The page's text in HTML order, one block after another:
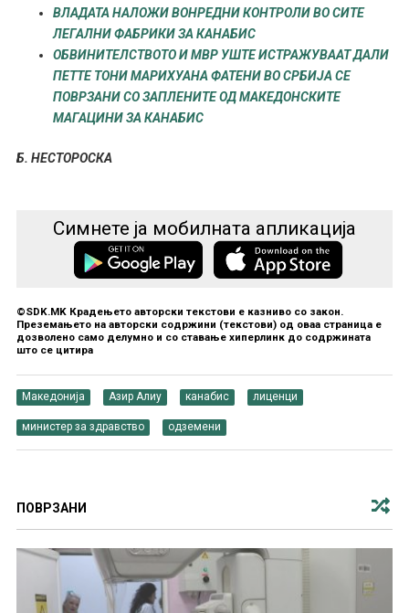
ВЛАДАТА НАЛОЖИ ВОНРЕДНИ КОНТРОЛИ ВО СИТЕ
ЛЕГАЛНИ ФАБРИКИ ЗА КАНАБИС
ОБВИНИТЕЛСТВОТО И МВР УШТЕ ИСТРАЖУВААТ ДАЛИ
ПЕТТЕ ТОНИ МАРИХУАНА ФАТЕНИ ВО СРБИЈА СЕ
ПОВРЗАНИ СО ЗАПЛЕНИТЕ ОД МАКЕДОНСКИТЕ
МАГАЦИНИ ЗА КАНАБИС
Б. НЕСТОРОСКА
Симнете ја мобилната апликација
©SDK.MK Крадењето авторски текстови е казниво со закон.
Преземањето на авторски содржини (текстови) од оваа страница е
дозволено само делумно и со ставање хиперлинк до содржината
што се цитира
Македонија Азир Алиу канабис лиценци
министер за здравство одземени
ПОВРЗАНИ